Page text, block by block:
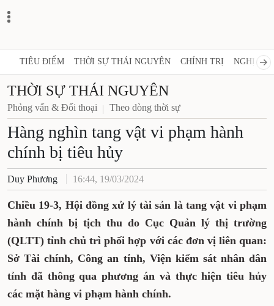
TIÊU ĐIỂM THỜI SỰ THÁI NGUYÊN CHÍNH TRỊ NGHỊ
THỜI SỰ THÁI NGUYÊN
Phỏng vấn & Đối thoại Theo dòng thời sự
Hàng nghìn tang vật vi phạm hành
chính bị tiêu hủy
Duy Phương 16:44, 19/03/2024
Chiều 19-3, Hội đồng xử lý tài sản là tang vật vi phạm
hành chính bị tịch thu do Cục Quản lý thị trường
(QLTT) tỉnh chủ trì phối hợp với các đơn vị liên quan:
Sở Tài chính, Công an tỉnh, Viện kiểm sát nhân dân
tỉnh đã thông qua phương án và thực hiện tiêu hủy
các mặt hàng vi phạm hành chính.